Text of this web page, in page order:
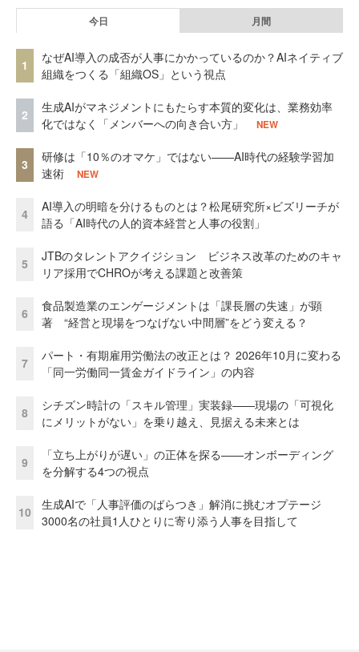
今日 月間
1
なぜAI導入の成否が人事にかかっているのか？AIネイティブ
組織をつくる「組織OS」という視点
2
生成AIがマネジメントにもたらす本質的変化は、業務効率
化ではなく「メンバーへの向き合い方」
NEW
3
研修は「10％のオマケ」ではない——AI時代の経験学習加
速術
NEW
4
AI導入の明暗を分けるものとは？松尾研究所×ビズリーチが
語る「AI時代の人的資本経営と人事の役割」
5
JTBのタレントアクイジション ビジネス改革のためのキャ
リア採用でCHROが考える課題と改善策
6
食品製造業のエンゲージメントは「課長層の失速」が顕
著 “経営と現場をつなげない中間層”をどう変える？
7
パート・有期雇用労働法の改正とは？ 2026年10月に変わる
「同一労働同一賃金ガイドライン」の内容
8
シチズン時計の「スキル管理」実装録——現場の「可視化
にメリットがない」を乗り越え、見据える未来とは
9
「立ち上がりが遅い」の正体を探る——オンボーディング
を分解する4つの視点
10
生成AIで「人事評価のばらつき」解消に挑むオプテージ
3000名の社員1人ひとりに寄り添う人事を目指して